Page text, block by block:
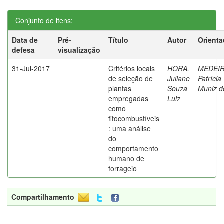
Conjunto de itens:
Data de
defesa
Pré-
visualização
Título Autor
31-Jul-2017
Critérios locais
de seleção de
plantas
empregadas
como
fitocombustíveis
: uma análise
do
comportamento
humano de
forrageio
HORA,
Juliane
Souza
Luiz
Patrícia
Muniz
Compartilhamento